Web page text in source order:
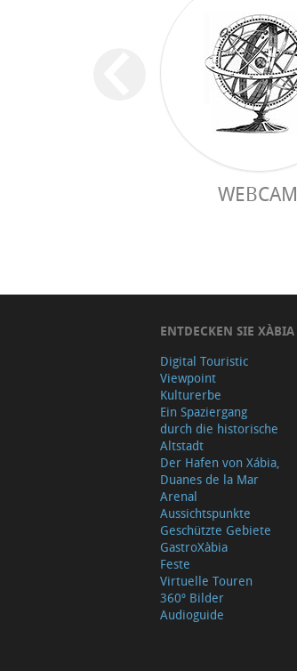
WEBCAM
ENTDECKEN SIE XÀBIA
Digital Touristic
Viewpoint
Kulturerbe
Ein Spaziergang
durch die historische
Altstadt
Der Hafen von Xábia,
Duanes de la Mar
Arenal
Aussichtspunkte
Geschützte Gebiete
GastroXàbia
Feste
Virtuelle Touren
360º Bilder
Audioguide